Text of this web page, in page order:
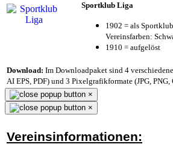
Sportklub Liga
1902 = als
Vereinsfarben:
1910 = aufgelöst
Download: Im Downloadpaket sind 4
AI EPS, PDF) und 3 Pixelgrafikformate (JPG, PNG,
×
×
Vereinsinformationen: